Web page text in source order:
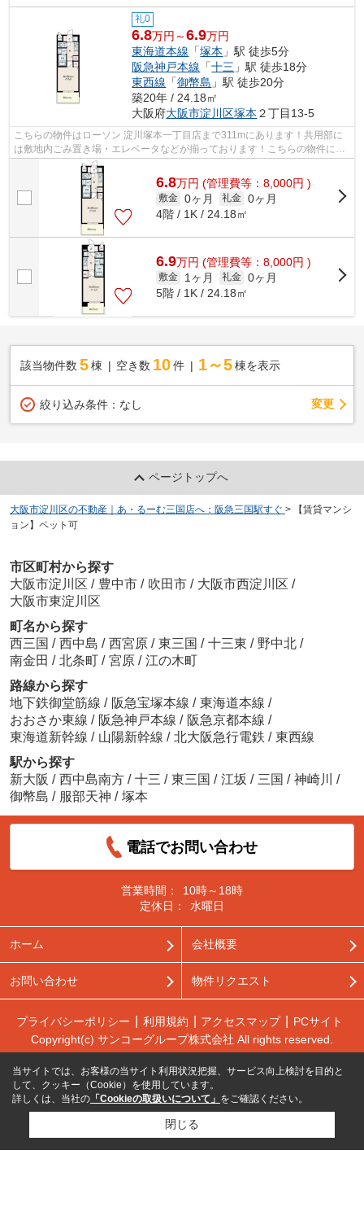
礼0
6.8万円～6.9万円
東海道本線 「塚本 」駅 徒歩5分
阪急神戸本線 「十三 」駅 徒歩18分
東西線 「御幣島 」駅 徒歩20分
築20年 / 24.18㎡
大阪府大阪市淀川区塚本 ２丁目13-5
こちらの物件はローソン 淀川塚本一丁目店まで311mにあります！共用部に
は敷地内ごみ置き場・エレベータなどが揃っております！こちらの物件には
自走式駐車場あり！ウォーキングやラン...
6.8万円 (管理費等：8,000円 )
敷金 0ヶ月 礼金 0ヶ月
4階 / 1K / 24.18㎡
6.9万円 (管理費等：8,000円 )
敷金 1ヶ月 礼金 0ヶ月
5階 / 1K / 24.18㎡
該当物件数 5棟 空き数 10 件 1～5 棟を表示
絞り込み条件： なし 変更
ページトップへ
大阪市淀川区の不動産｜あ・るーむ三国店へ：阪急三国駅すぐ >
【賃貸マンシ
ョン】ペット可
市区町村から探す
大阪市淀川区 / 豊中市 / 吹田市 / 大阪市西淀川区 /
大阪市東淀川区
町名から探す
西三国 / 西中島 / 西宮原 / 東三国 / 十三東 / 野中北 /
南金田 / 北条町 / 宮原 / 江の木町
路線から探す
地下鉄御堂筋線 / 阪急宝塚本線 / 東海道本線 /
おおさか東線 / 阪急神戸本線 / 阪急京都本線 /
東海道新幹線 / 山陽新幹線 / 北大阪急行電鉄 / 東西線
駅から探す
新大阪 / 西中島南方 / 十三 / 東三国 / 江坂 / 三国 / 神崎川
/
御幣島 / 服部天神 / 塚本
電話でお問い合わせ
営業時間：
10時～18時
定休日：
水曜日
ホーム 会社概要
お問い合わせ 物件リクエスト
プライバシーポリシー 利用規約 アクセスマップ
PCサイト
Copyright(c) サンコーグループ株式会社 All rights reserved.
当サイトでは、お客様の当サイト利用状況把握、サービス向上検討を目的と
して、クッキー（Cookie）を使用しています。
詳しくは、当社の 「Cookieの取扱いについて」 をご確認ください。
閉じる